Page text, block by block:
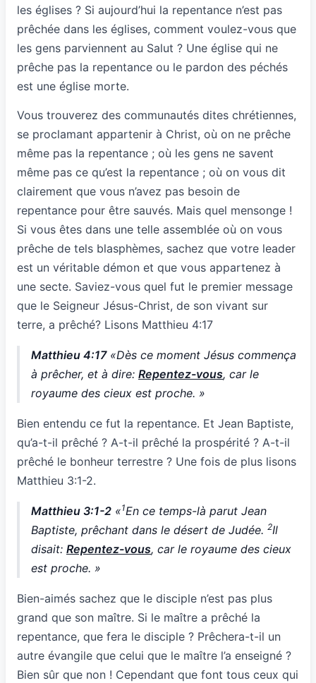
les églises ? Si aujourd’hui la repentance n’est pas
prêchée dans les églises, comment voulez-vous que
les gens parviennent au Salut ? Une église qui ne
prêche pas la repentance ou le pardon des péchés
est une église morte.
Vous trouverez des communautés dites chrétiennes,
se proclamant appartenir à Christ, où on ne prêche
même pas la repentance ; où les gens ne savent
même pas ce qu’est la repentance ; où on vous dit
clairement que vous n’avez pas besoin de
repentance pour être sauvés. Mais quel mensonge !
Si vous êtes dans une telle assemblée où on vous
prêche de tels blasphèmes, sachez que votre leader
est un véritable démon et que vous appartenez à
une secte. Saviez-vous quel fut le premier message
que le Seigneur Jésus-Christ, de son vivant sur
terre, a prêché? Lisons Matthieu 4:17
Matthieu 4:17«Dès ce moment Jésus commença
à prêcher, et à dire: Repentez-vous, car le
royaume des cieux est proche. »
Bien entendu ce fut la repentance. Et Jean Baptiste,
qu’a-t-il prêché ? A-t-il prêché la prospérité ? A-t-il
prêché le bonheur terrestre ? Une fois de plus lisons
Matthieu 3:1-2.
Matthieu 3:1-2 «1En ce temps-là parut Jean
Baptiste, prêchant dans le désert de Judée. 2Il
disait: Repentez-vous, car le royaume des cieux
est proche. »
Bien-aimés sachez que le disciple n’est pas plus
grand que son maître. Si le maître a prêché la
repentance, que fera le disciple ? Prêchera-t-il un
autre évangile que celui que le maître l’a enseigné ?
Bien sûr que non ! Cependant que font tous ceux qui